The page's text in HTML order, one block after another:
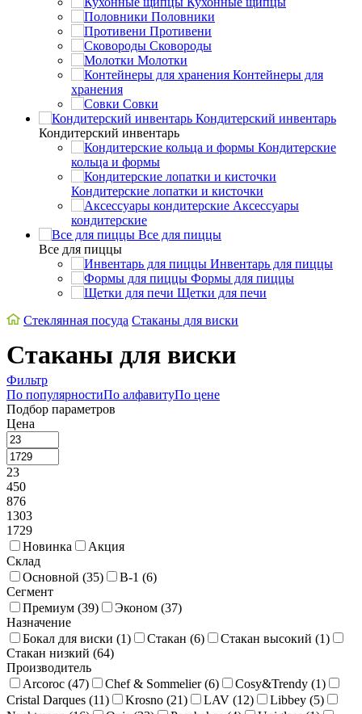
Половники
Противени
Сковороды
Молотки
Контейнеры для
хранения
Совки
Кондитерский инвентарь
Кондитерский инвентарь
Кондитерские
кольца и формы
Кондитерские лопатки и кисточки
Аксессуары
кондитерские
Все для пиццы
Все для пиццы
Инвентарь для пиццы
Формы для пиццы
Щетки для печи
Стеклянная посуда Стаканы для виски
Стаканы для виски
Фильтр
По популярностиПо алфавитуПо цене
Подбор параметров
Цена
23
450
876
1303
1729
Новинка
Акция
Склад
Основной (35) В-1 (6)
Сегмент
Премиум (39) Эконом (37)
Назначение
Бокал для виски (1) Стакан (6) Стакан высокий (1)
Стакан низкий (64)
Производитель
Arcoroc (47) Chef & Sommelier (6) Cosy&Trendy (1)
Cristal Darques (11) Krosno (21) LAV (12) Libbey (5)